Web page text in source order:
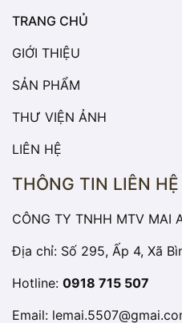
TRANG CHỦ
GIỚI THIỆU
SẢN PHẨM
THƯ VIỆN ẢNH
LIÊN HỆ
THÔNG TIN LIÊN HỆ
CÔNG TY TNHH MTV MAI
Địa chỉ: Số 295, Ấp 4, Xã
Hotline: 0918 715 507
Email: